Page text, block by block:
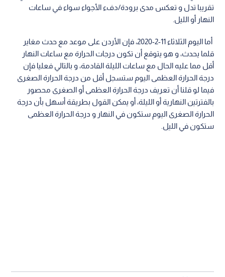
تقريبا تدل و تعكس مدى برودة/دفء الأجواء سواء في ساعات
النهار أو الليل.
أما اليوم الثلاثاء 11-2-2020، فإن الأردن على موعد مع حدث مغاير
قلما يحدث، و هو يتوقع أن تكون درجات الحرارة مع ساعات النهار
أقل مما عليه الحال مع ساعات الليلة القادمة، و بالتالي فعليا فإن
درجة الحرارة العظمى اليوم ستسجل أقل من درجة الحرارة الصغرى
فيما لو قلنا أن تعريف درجة الحرارة العظمى أو الصغرى محصور
بالفترتين النهارية أو الليلة، أو يمكن القول بطريقة أسهل بأن درجة
الحرارة الصغرى اليوم ستكون في النهار و درجة الحرارة العظمى
ستكون في الليل.